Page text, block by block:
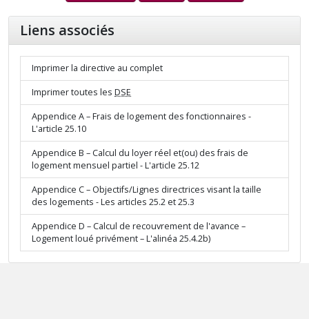
Liens associés
Imprimer la directive au complet
Imprimer toutes les DSE
Appendice A – Frais de logement des fonctionnaires -
L'article 25.10
Appendice B – Calcul du loyer réel et(ou) des frais de
logement mensuel partiel - L'article 25.12
Appendice C – Objectifs/Lignes directrices visant la taille
des logements - Les articles 25.2 et 25.3
Appendice D – Calcul de recouvrement de l'avance –
Logement loué privément – L'alinéa 25.4.2b)